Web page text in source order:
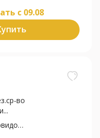
c 09.08
во
Калия йодид+Повидон-Йод